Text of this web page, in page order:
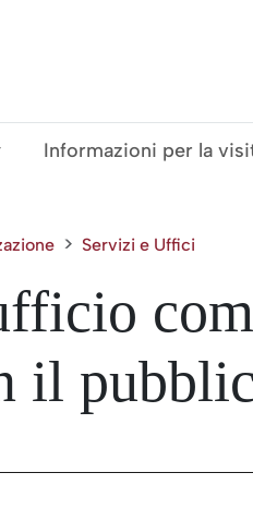
Informazioni per la
Servizi e Uffici
il